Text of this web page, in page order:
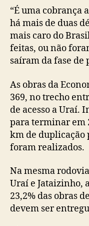
“É uma cobrança
há mais de duas
mais caro do
feitas, ou não
saíram da fase de
As obras da
369, no trecho
de acesso a Uraí.
para terminar em
km de duplicação
foram realizados.
Na mesma
Uraí e Jataizinho,
23,2% das obras
devem ser